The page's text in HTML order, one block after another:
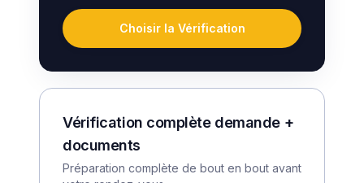
Choisir la Vérification
Vérification complète demande +
documents
Préparation complète de bout en bout avant